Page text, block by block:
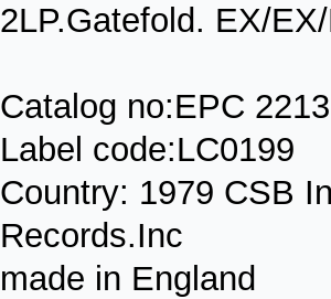
2LP.Gatefold. EX/
Catalog no:EPC
Label code:LC0199
Country: 1979 CSB
Records.Inc
made in England